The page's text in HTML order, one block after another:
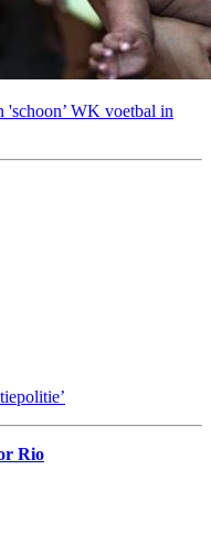
'schoon’ WK voetbal in
Rio